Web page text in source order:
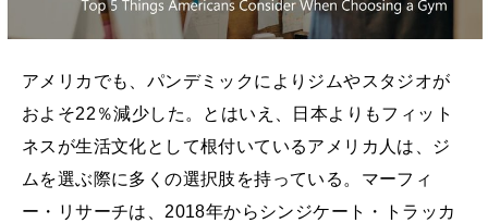
アメリカでも、パンデミックによりジムやスタジオが
およそ22％減少した。とはいえ、日本よりもフィット
ネスが生活文化として根付いているアメリカ人は、ジ
ムを選ぶ際に多くの選択肢を持っている。マーフィ
ー・リサーチは、2018年からシンジケート・トラッカ